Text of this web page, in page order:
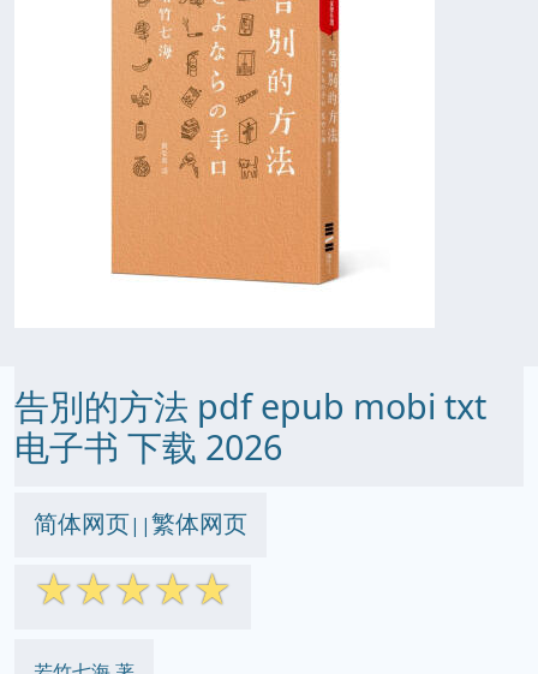
告別的方法 pdf epub mobi txt
电子书 下载 2026
简体网页||繁体网页
☆☆☆☆☆